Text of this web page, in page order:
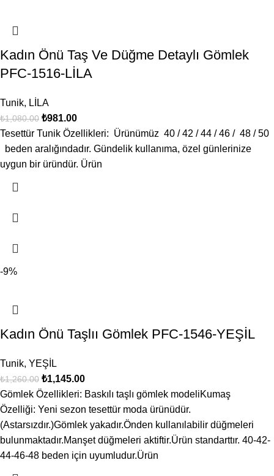
Kadın Önü Taş Ve Düğme Detaylı Gömlek
PFC-1516-LİLA
Tunik, LİLA
₺1,080.00 ₺981.00
Tesettür Tunik Özellikleri: Ürünümüz 40 / 42 / 44 / 46 / 48 / 50
beden aralığındadır. Gündelik kullanıma, özel günlerinize
uygun bir üründür. Ürün
-9%
Kadın Önü Taşlıı Gömlek PFC-1546-YEŞİL
Tunik, YEŞİL
₺1,260.00 ₺1,145.00
Gömlek Özellikleri: Baskılı taşlı gömlek modeliKumaş
Özelliği: Yeni sezon tesettür moda ürünüdür.
(Astarsızdır.)Gömlek yakadır.Önden kullanılabilir düğmeleri
bulunmaktadır.Manşet düğmeleri aktiftir.Ürün standarttır. 40-42-
44-46-48 beden için uyumludur.Ürün